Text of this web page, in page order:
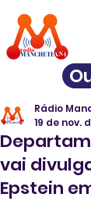
vai
Epstein
Rádio
19 de nov.